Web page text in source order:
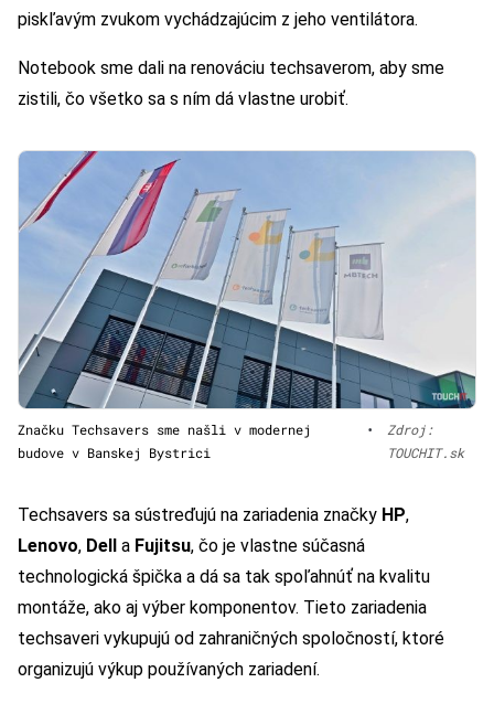
piskľavým zvukom vychádzajúcim z jeho ventilátora.
Notebook sme dali na renováciu techsaverom, aby sme
zistili, čo všetko sa s ním dá vlastne urobiť.
Značku Techsavers sme našli v modernej
budove v Banskej Bystrici
•
Zdroj:
TOUCHIT.sk
Techsavers sa sústreďujú na zariadenia značky HP,
Lenovo, Dell a Fujitsu, čo je vlastne súčasná
technologická špička a dá sa tak spoľahnúť na kvalitu
montáže, ako aj výber komponentov. Tieto zariadenia
techsaveri vykupujú od zahraničných spoločností, ktoré
organizujú výkup používaných zariadení.